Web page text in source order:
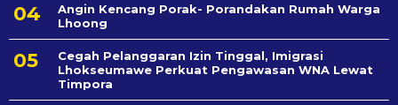
Angin Kencang Porak- Porandakan Rumah Warga
Lhoong
Cegah Pelanggaran Izin Tinggal, Imigrasi
Lhokseumawe Perkuat Pengawasan WNA Lewat
Timpora